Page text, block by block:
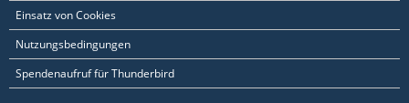
Einsatz von Cookies
Nutzungsbedingungen
Spendenaufruf für Thunderbird